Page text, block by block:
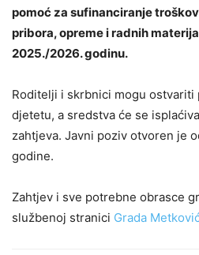
pomoć za sufinanciranje
pribora, opreme i radnih
2025./2026. godinu.
Roditelji i skrbnici mogu ostvariti
djetetu, a sredstva će se
zahtjeva. Javni poziv otvoren je
godine.
Zahtjev i sve potrebne obrasce
službenoj stranici Grada